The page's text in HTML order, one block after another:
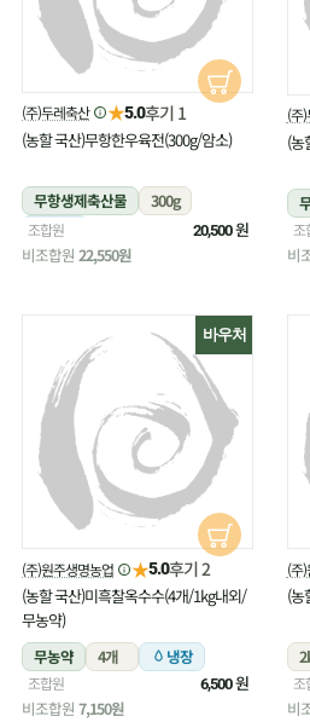
(주)두레축산 ★5.0후기 1
(농할 국산)무항한우육전(300g/암소)
무항생제축산물
300g
냉장
조합원 20,500원
비조합원 22,550원
(주
(농
조
비
바우처
(주)원주생명농업 ★5.0후기 2
(농할 국산)미흑찰옥수수(4개/1kg내외/
무농약)
무농약
4개 냉장
조합원 6,500원
비조합원 7,150원
(주
(농
조
비